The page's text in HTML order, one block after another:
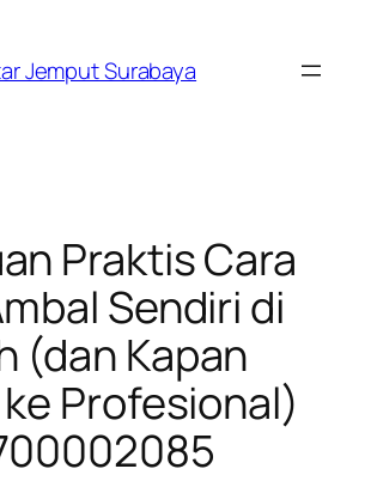
Jemput Surabaya
Praktis Cara
Sendiri di
(dan Kapan
Profesional)